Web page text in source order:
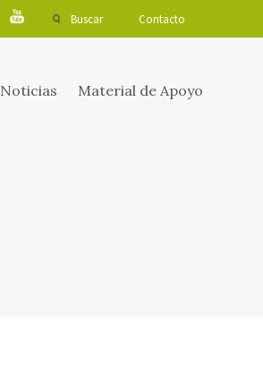
Buscar Contacto
Noticias Material de Apoyo